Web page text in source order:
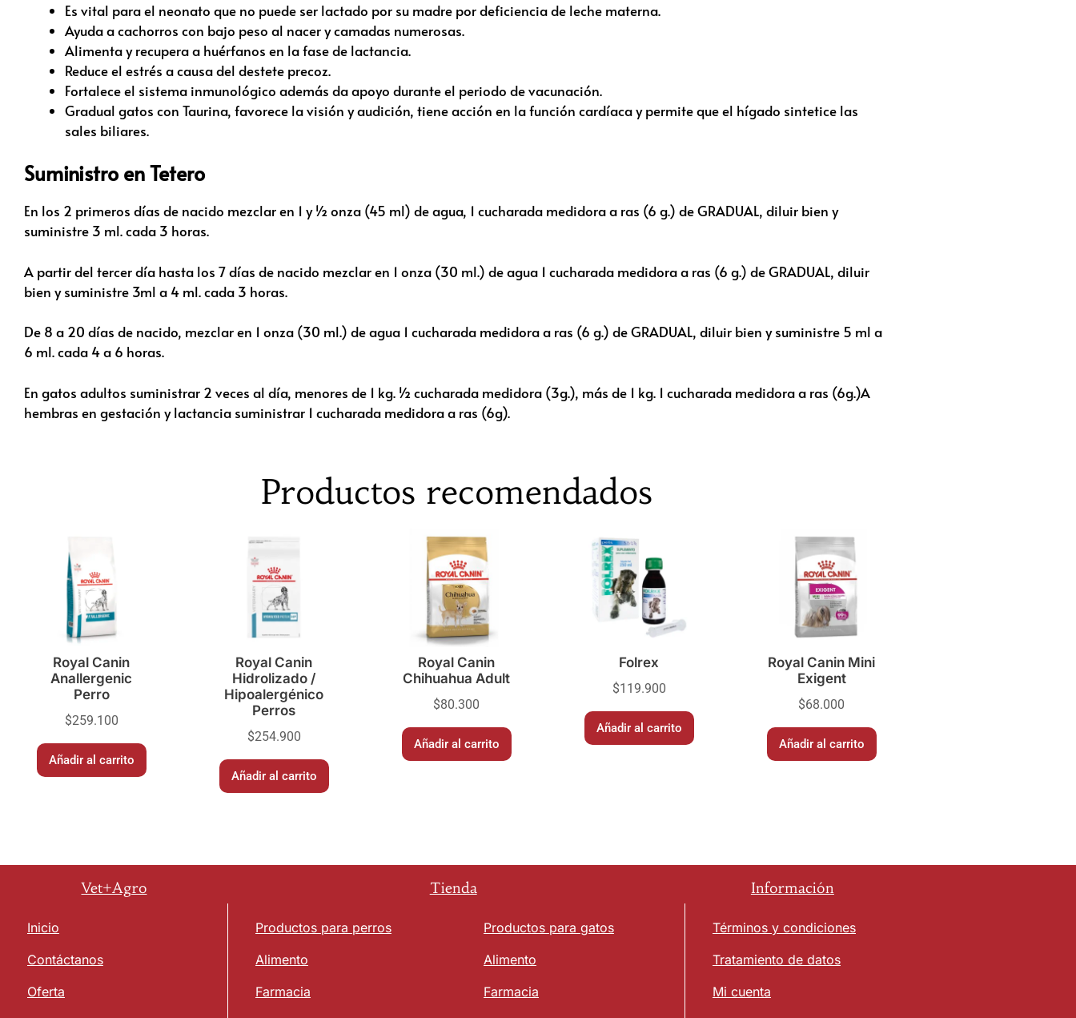
Es vital para el neonato que no puede ser lactado por su madre por deficiencia de leche materna.
Ayuda a cachorros con bajo peso al nacer y camadas numerosas.
Alimenta y recupera a huérfanos en la fase de lactancia.
Reduce el estrés a causa del destete precoz.
Fortalece el sistema inmunológico además da apoyo durante el periodo de vacunación.
Gradual gatos con Taurina, favorece la visión y audición, tiene acción en la función cardíaca y permite que el hígado sintetice las
sales biliares.
Suministro en Tetero
En los 2 primeros días de nacido mezclar en 1 y ½ onza (45 ml) de agua, 1 cucharada medidora a ras (6 g.) de GRADUAL, diluir bien y
suministre 3 ml. cada 3 horas.
A partir del tercer día hasta los 7 días de nacido mezclar en 1 onza (30 ml.) de agua 1 cucharada medidora a ras (6 g.) de GRADUAL, diluir
bien y suministre 3ml a 4 ml. cada 3 horas.
De 8 a 20 días de nacido, mezclar en 1 onza (30 ml.) de agua 1 cucharada medidora a ras (6 g.) de GRADUAL, diluir bien y suministre 5 ml a
6 ml. cada 4 a 6 horas.
En gatos adultos suministrar 2 veces al día, menores de 1 kg. ½ cucharada medidora (3g.), más de 1 kg. 1 cucharada medidora a ras (6g.)A
hembras en gestación y lactancia suministrar 1 cucharada medidora a ras (6g).
Productos recomendados
Royal Canin
Anallergenic
Perro
$259.100
Añadir al carrito
Royal Canin
Hidrolizado /
Hipoalergénico
Perros
$254.900
Añadir al carrito
Royal Canin
Chihuahua Adult
$80.300
Añadir al carrito
Folrex
$119.900
Añadir al carrito
Royal Canin Mini
Exigent
$68.000
Añadir al carrito
Vet+Agro Tienda Información
Inicio
Contáctanos
Oferta
Productos para perros
Alimento
Farmacia
Productos para gatos
Alimento
Farmacia
Términos y condiciones
Tratamiento de datos
Mi cuenta